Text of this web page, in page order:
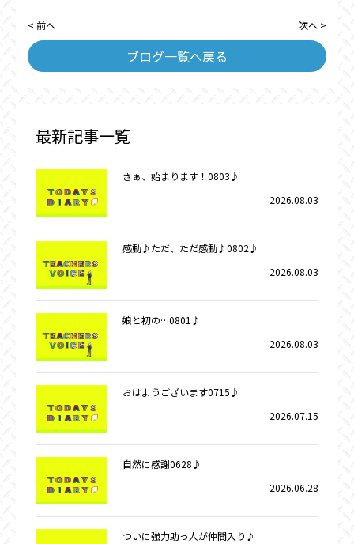
< 前へ
ブログ一覧へ戻る
次へ >
最新記事一覧
さぁ、始まります！0803♪
2026.08.03
感動♪ただ、ただ感動♪0802♪
2026.08.03
娘と初の…0801♪
2026.08.03
おはようございます0715♪
2026.07.15
自然に感謝0628♪
2026.06.28
ついに強力助っ人が仲間入り♪